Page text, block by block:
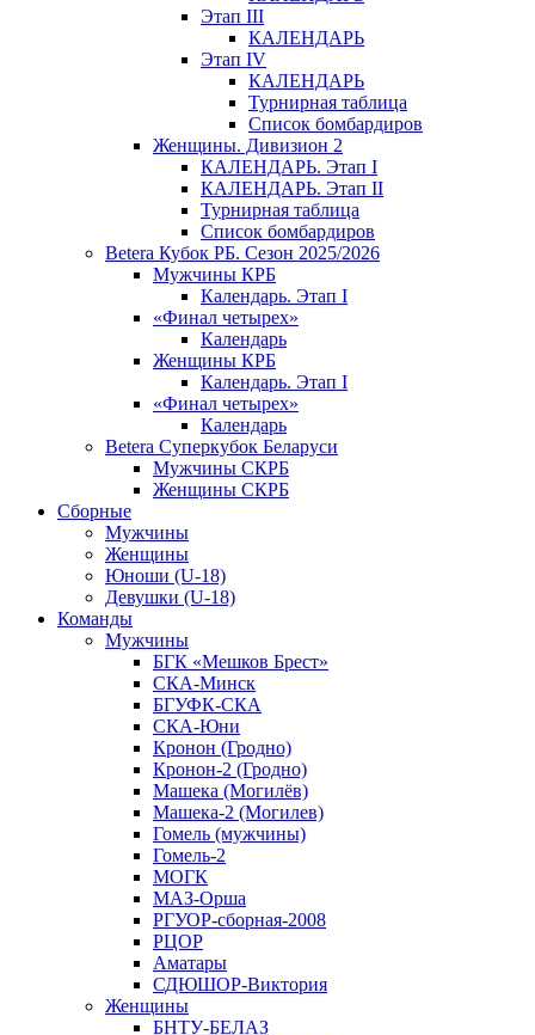
Этап III
КАЛЕНДАРЬ
Этап IV
КАЛЕНДАРЬ
Турнирная таблица
Список бомбардиров
Женщины. Дивизион 2
КАЛЕНДАРЬ. Этап I
КАЛЕНДАРЬ. Этап II
Турнирная таблица
Список бомбардиров
Betera Кубок РБ. Сезон 2025/2026
Мужчины КРБ
Календарь. Этап I
«Финал четырех»
Календарь
Женщины КРБ
Календарь. Этап I
«Финал четырех»
Календарь
Betera Суперкубок Беларуси
Мужчины СКРБ
Женщины СКРБ
Сборные
Мужчины
Женщины
Юноши (U-18)
Девушки (U-18)
Команды
Мужчины
БГК «Мешков Брест»
СКА-Минск
БГУФК-СКА
СКА-Юни
Кронон (Гродно)
Кронон-2 (Гродно)
Машека (Могилёв)
Машека-2 (Могилев)
Гомель (мужчины)
Гомель-2
МОГК
МАЗ-Орша
РГУОР-сборная-2008
РЦОР
Аматары
СДЮШОР-Виктория
Женщины
БНТУ-БЕЛАЗ